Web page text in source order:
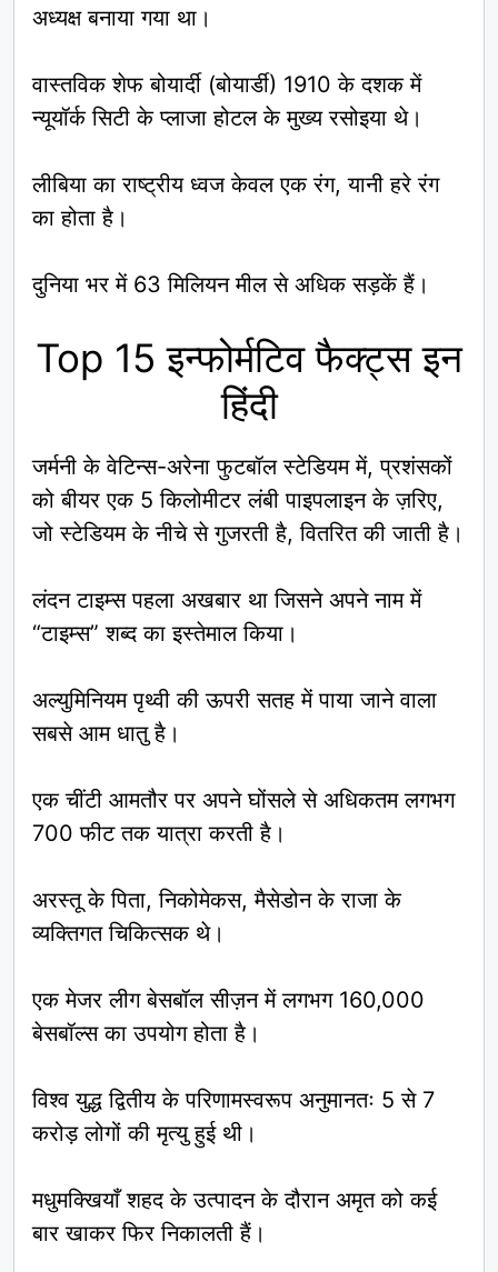
अध्यक्ष बनाया गया था।
वास्तविक शेफ बोयार्दी (बोयार्डी) 1910 के दशक में
न्यूयॉर्क सिटी के प्लाजा होटल के मुख्य रसोइया थे।
लीबिया का राष्ट्रीय ध्वज केवल एक रंग, यानी हरे रंग
का होता है।
दुनिया भर में 63 मिलियन मील से अधिक सड़कें हैं।
Top 15 इन्फोर्मटिव फैक्ट्स इन
हिंदी
जर्मनी के वेटिन्स-अरेना फुटबॉल स्टेडियम में, प्रशंसकों
को बीयर एक 5 किलोमीटर लंबी पाइपलाइन के ज़रिए,
जो स्टेडियम के नीचे से गुजरती है, वितरित की जाती है।
लंदन टाइम्स पहला अखबार था जिसने अपने नाम में
“टाइम्स” शब्द का इस्तेमाल किया।
अल्युमिनियम पृथ्वी की ऊपरी सतह में पाया जाने वाला
सबसे आम धातु है।
एक चींटी आमतौर पर अपने घोंसले से अधिकतम लगभग
700 फीट तक यात्रा करती है।
अरस्तू के पिता, निकोमेकस, मैसेडोन के राजा के
व्यक्तिगत चिकित्सक थे।
एक मेजर लीग बेसबॉल सीज़न में लगभग 160,000
बेसबॉल्स का उपयोग होता है।
विश्व युद्ध द्वितीय के परिणामस्वरूप अनुमानतः 5 से 7
करोड़ लोगों की मृत्यु हुई थी।
मधुमक्खियाँ शहद के उत्पादन के दौरान अमृत को कई
बार खाकर फिर निकालती हैं।